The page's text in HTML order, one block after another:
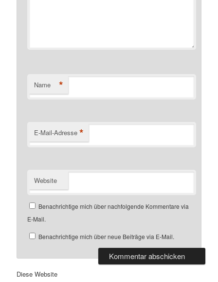
Name *
E-Mail-Adresse *
Website
Benachrichtige mich über nachfolgende Kommentare via
E-Mail.
Benachrichtige mich über neue Beiträge via E-Mail.
Diese Website